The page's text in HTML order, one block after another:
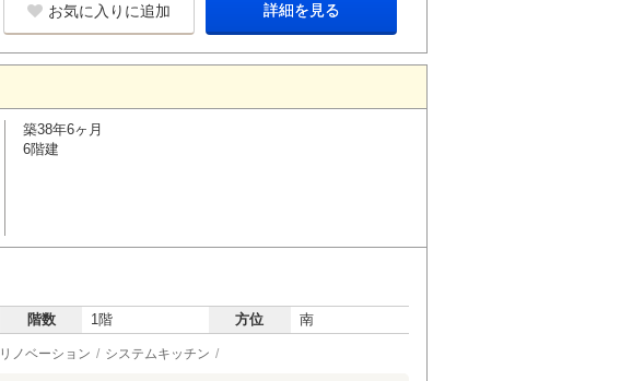
お気に入りに追加 詳細を見る
築38年6ヶ月
6階建
階数 1階 方位 南
ノベーション システムキッチン